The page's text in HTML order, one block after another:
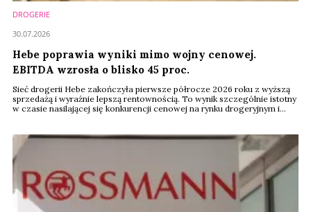
DROGERIE
Hebe poprawia wyniki mimo wojny cenowej.
EBITDA wzrosła o blisko 45 proc.
Sieć drogerii Hebe zakończyła pierwsze półrocze 2026 roku z wyższą
sprzedażą i wyraźnie lepszą rentownością. To wynik szczególnie istotny
w czasie nasilającej się konkurencji cenowej na rynku drogeryjnym i
30.07.2026